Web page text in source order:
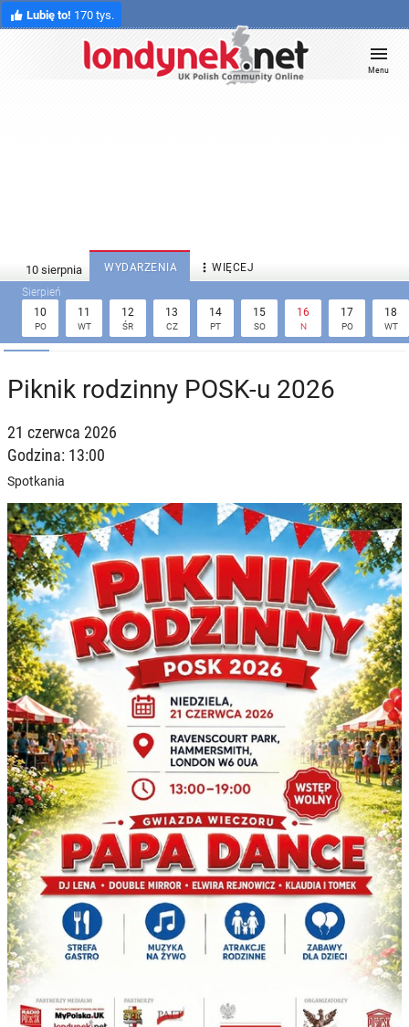
Lubię to! 170 tys.
Menu
WYDARZENIA  WIĘCEJ
10
PO
11
WT
12
ŚR
13
CZ
14
PT
15
SO
16
N
17
PO
18
WT
Piknik rodzinny POSK-u 2026
21 czerwca 2026
Godzina: 13:00
Spotkania